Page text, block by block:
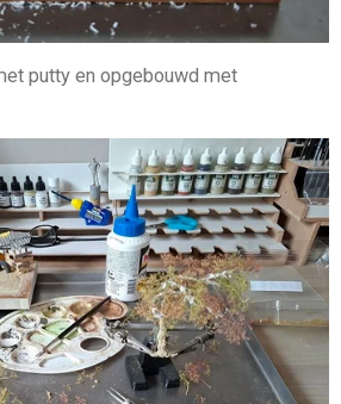
putty en opgebouwd met